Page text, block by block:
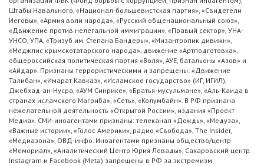
Штабы Навального, «Национал-большевистская партия», «Свидетели
Иеговы», «Армия воли народа», «Русский общенациональный союз»,
«Движение против нелегальной иммиграции», «Правый сектор», УНА-
УНСО, УПА, «Тризуб им. Степана Бандеры», «Мизантропик дивижн»,
«Меджлис крымскотатарского народа», движение «Артподготовка»,
общероссийская политическая партия «Воля», АУЕ, батальоны «Азов» и
«Айдар». Признаны террористическими и запрещены: «Движение
Талибан», «Имарат Кавказ», «Исламское государство» (ИГ, ИГИЛ),
Джебхад-ан-Нусра, «АУМ Синрике», «Братья-мусульмане», «Аль-Каида в
странах исламского Магриба», «Сеть», «Колумбайн». В РФ признана
нежелательной деятельность «Открытой России», издания «Проект
Медиа». СМИ-иноагентами признаны: телеканал «Дождь», «Медуза»,
«Важные истории», «Голос Америки», радио «Свобода», The Insider,
«Медиазона», ОВД-инфо. Иноагентами признаны общество/центр
«Мемориал», «Аналитический Центр Юрия Левады», Сахаровский центр.
Instagram и Facebook (Metа) запрещены в РФ за экстремизм.